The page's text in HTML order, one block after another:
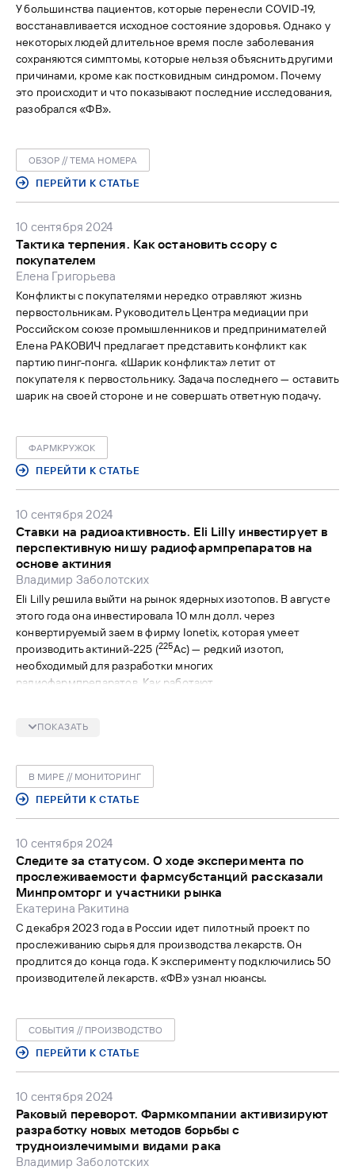
У большинства пациентов, которые перенесли COVID-19,
восстанавливается исходное состояние здоровья. Однако у
некоторых людей длительное время после заболевания
сохраняются симптомы, которые нельзя объяснить другими
причинами, кроме как постковидным синдромом. Почему
это происходит и что показывают последние исследования,
разобрался «ФВ».
ОБЗОР // ТЕМА НОМЕРА
ПЕРЕЙТИ К СТАТЬЕ
10 сентября 2024
Тактика терпения. Как остановить ссору с
покупателем
Елена Григорьева
Конфликты с покупателями нередко отравляют жизнь
первостольникам. Руководитель Центра медиации при
Российском союзе промышленников и предпринимателей
Елена РАКОВИЧ предлагает представить конфликт как
партию пинг-понга. «Шарик конфликта» летит от
покупателя к первостольнику. Задача последнего — оставить
шарик на своей стороне и не совершать ответную подачу.
ФАРМКРУЖОК
ПЕРЕЙТИ К СТАТЬЕ
10 сентября 2024
Ставки на радиоактивность. Eli Lilly инвестирует в
перспективную нишу радиофармпрепаратов на
основе актиния
Владимир Заболотских
Eli Lilly решила выйти на рынок ядерных изотопов. В августе
этого года она инвестировала 10 млн долл. через
конвертируемый заем в фирму Ionetix, которая умеет
производить актиний-225 (225Ac) — редкий изотоп,
необходимый для разработки многих
радиофармпрепаратов. Как работают
ПОКАЗАТЬ
В МИРЕ // МОНИТОРИНГ
ПЕРЕЙТИ К СТАТЬЕ
10 сентября 2024
Следите за статусом. О ходе эксперимента по
прослеживаемости фармсубстанций рассказали
Минпромторг и участники рынка
Екатерина Ракитина
С декабря 2023 года в России идет пилотный проект по
прослеживанию сырья для производства лекарств. Он
продлится до конца года. К эксперименту подключились 50
производителей лекарств. «ФВ» узнал нюансы.
СОБЫТИЯ // ПРОИЗВОДСТВО
ПЕРЕЙТИ К СТАТЬЕ
10 сентября 2024
Раковый переворот. Фармкомпании активизируют
разработку новых методов борьбы с
трудноизлечимыми видами рака
Владимир Заболотских